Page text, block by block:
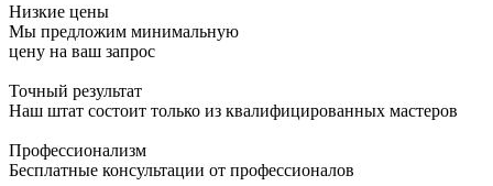
Низкие цены
Мы предложим минимальную
цену на ваш запрос
Точный результат
Наш штат состоит только из квалифицированных мастеров
Профессионализм
Бесплатные консультации от профессионалов